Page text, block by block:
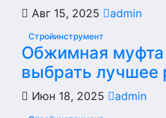
Авг 15, 2025 admin
Стройинструмент
Обжимная муфта
выбрать лучшее
Июн 18, 2025 admin